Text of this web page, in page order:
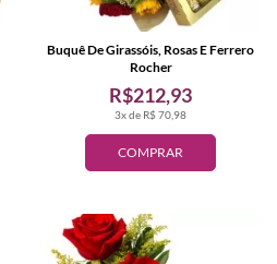
COMPRAR
3x de R$ 70,98
R$212,93
Buquê De Girassóis, Rosas E Ferrero
Rocher